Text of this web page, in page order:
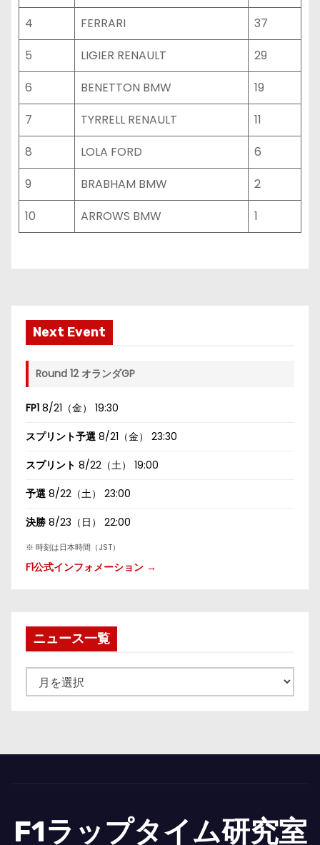
4
FERRARI
37
5
LIGIER RENAULT
29
6
BENETTON BMW
19
7
TYRRELL RENAULT
11
8
LOLA FORD
6
9
BRABHAM BMW
2
10
ARROWS BMW 1
Next Event
Round 12 オランダGP
FP1 8/21（金） 19:30
スプリント予選 8/21（金） 23:30
スプリント 8/22（土） 19:00
予選 8/22（土） 23:00
決勝 8/23（日） 22:00
※ 時刻は日本時間（JST）
F1公式インフォメーション →
ニュース一覧
ュ
一
F1ラップタイム研究室